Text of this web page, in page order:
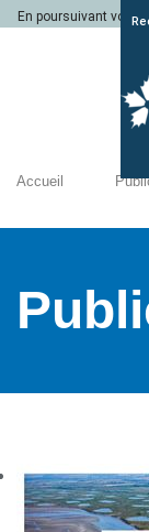
En poursuivant votre
Accueil